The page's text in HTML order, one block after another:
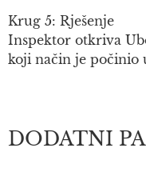
Krug 5: Rješenje
Inspektor otkriva
koji način je počinio
DODATNI